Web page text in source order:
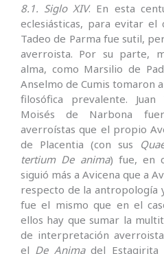
8.1. Siglo XIV. En esta
eclesiásticas, para evitar el
Tadeo de Parma fue sutil,
averroista. Por su parte,
alma, como Marsilio de
Anselmo de Cumis tomaron
filosófica prevalente.
Moisés de Narbona
averroístas que el propio
de Placentia (con sus
tertium De anima) fue, en
siguió más a Avicena que a
respecto de la antropología
fue el mismo que en el
ellos hay que sumar la
de interpretación
el De Animadel Estagirita